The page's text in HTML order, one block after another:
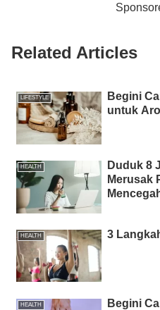
o
k
p
Related Articles
LIFESTYLE
Begini
untuk
HEALTH
Duduk 8
Merusak
HEALTH 3
HEALTH
Begini